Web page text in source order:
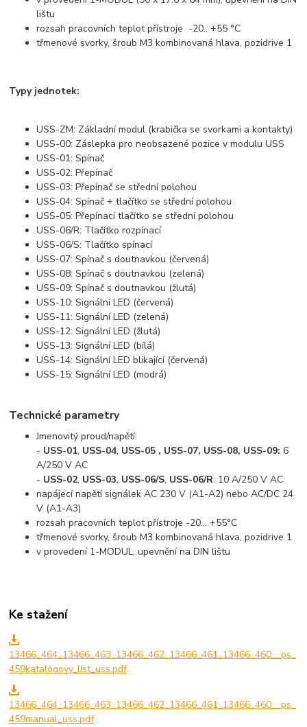
lištu
rozsah pracovních teplot přístroje -20.. +55 °C
třmenové svorky, šroub M3 kombinovaná hlava, pozidrive 1
Typy jednotek:
USS-ZM: Základní modul (krabička se svorkami a kontakty)
USS-00: Záslepka pro neobsazené pozice v modulu USS
USS-01: Spínač
USS-02: Přepínač
USS-03: Přepínač se střední polohou
USS-04: Spínač + tlačítko se střední polohou
USS-05: Přepínací tlačítko se střední polohou
USS-06/R: Tlačítko rozpínací
USS-06/S: Tlačítko spínací
USS-07: Spínač s doutnavkou (červená)
USS-08: Spínač s doutnavkou (zelená)
USS-09: Spínač s doutnavkou (žlutá)
USS-10: Signální LED (červená)
USS-11: Signální LED (zelená)
USS-12: Signální LED (žlutá)
USS-13: Signální LED (bílá)
USS-14: Signální LED blikající (červená)
USS-15: Signální LED (modrá)
Technické parametry
Jmenovitý proud/napětí:
- USS-01, USS-04, USS-05 , USS-07, USS-08, USS-09: 6
A/250 V AC
- USS-02, USS-03, USS-06/S, USS-06/R: 10 A/250 V AC
napájecí napětí signálek AC 230 V (A1-A2) nebo AC/DC 24
V (A1-A3)
rozsah pracovních teplot přístroje -20... +55°C
třmenové svorky, šroub M3 kombinovaná hlava, pozidrive 1
v provedení 1-MODUL, upevnění na DIN lištu
Ke stažení
13466_464_13466_463_13466_462_13466_461_13466_460__ps_
459katalogovy_list_uss.pdf
13466_464_13466_463_13466_462_13466_461_13466_460__ps_
459manual_uss.pdf